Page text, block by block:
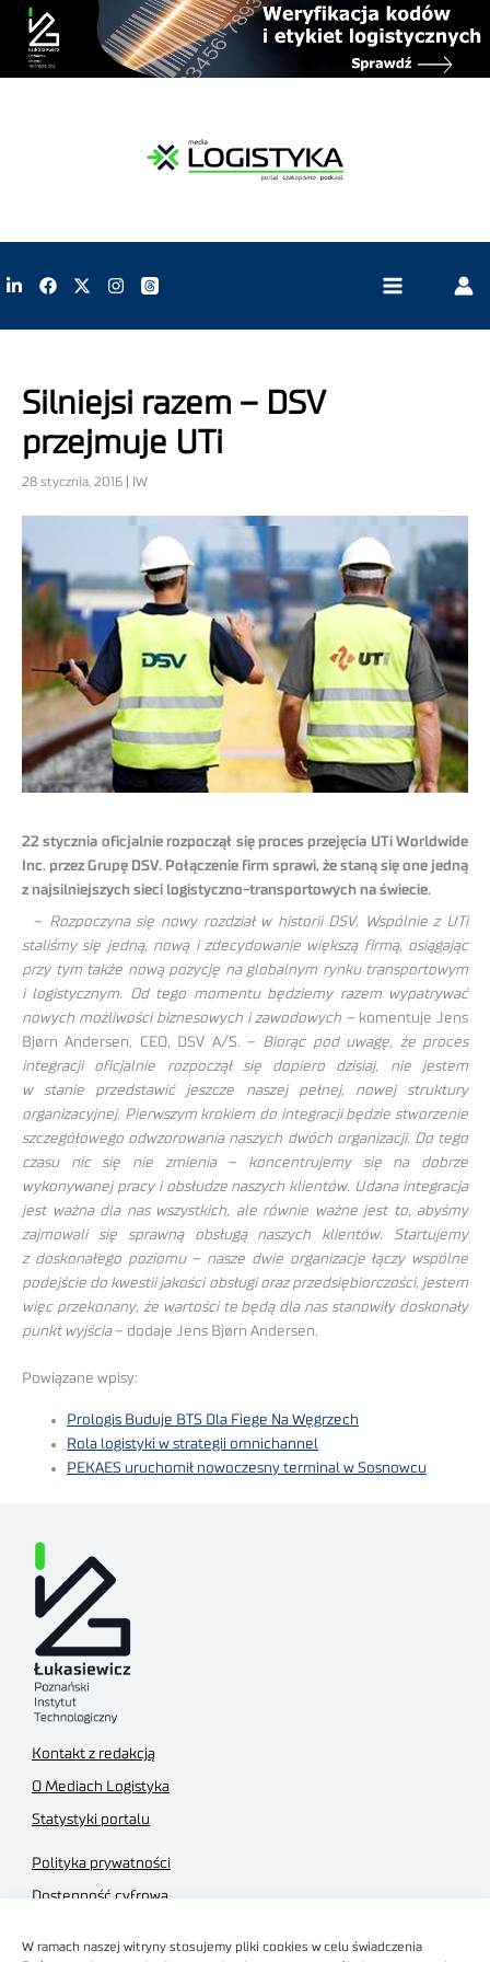
W ramach naszej witryny stosujemy pliki cookies w celu świadczenia
Silniejsi razem – DSV
przejmuje UTi
28 stycznia, 2016 | IW
22 stycznia oficjalnie rozpoczął się proces przejęcia UTi Worldwide
Inc. przez Grupę DSV. Połączenie firm sprawi, że staną się one jedną
z najsilniejszych sieci logistyczno-transportowych na świecie.
– Rozpoczyna się nowy rozdział w historii DSV. Wspólnie z UTi
staliśmy się jedną, nową i zdecydowanie większą firmą, osiągając
przy tym także nową pozycję na globalnym rynku transportowym
i logistycznym. Od tego momentu będziemy razem wypatrywać
nowych możliwości biznesowych i zawodowych – komentuje Jens
Bjørn Andersen, CEO, DSV A/S. – Biorąc pod uwagę, że proces
integracji oficjalnie rozpoczął się dopiero dzisiaj, nie jestem
w stanie przedstawić jeszcze naszej pełnej, nowej struktury
organizacyjnej. Pierwszym krokiem do integracji będzie stworzenie
szczegółowego odwzorowania naszych dwóch organizacji. Do tego
czasu nic się nie zmienia – koncentrujemy się na dobrze
wykonywanej pracy i obsłudze naszych klientów. Udana integracja
jest ważna dla nas wszystkich, ale równie ważne jest to, abyśmy
zajmowali się sprawną obsługą naszych klientów. Startujemy
z doskonałego poziomu – nasze dwie organizacje łączy wspólne
podejście do kwestii jakości obsługi oraz przedsiębiorczości, jestem
więc przekonany, że wartości te będą dla nas stanowiły doskonały
punkt wyjścia– dodaje Jens Bjørn Andersen.
Powiązane wpisy:
Prologis Buduje BTS Dla Fiege Na Węgrzech
Rola logistyki w strategii omnichannel
PEKAES uruchomił nowoczesny terminal w Sosnowcu
Kontakt z redakcją
O Mediach Logistyka
Statystyki portalu
Polityka prywatności
Dostępność cyfrowa